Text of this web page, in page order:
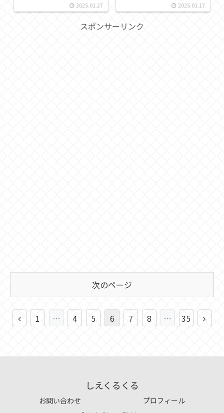
2025.01.27 2025.01.17
スポンサーリンク
次のページ
1 … 4 5 6 7 8 … 35
しえくるくる
お問い合わせ
プロフィール